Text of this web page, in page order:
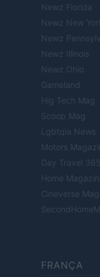
Newz Florida
Newz New
Newz
Newz Illinois
Newz Ohio
Gameland
Hig Tech Mag
Scoop Mag
Lgbtqia News
Motors
Day Travel 365
Home
Cineverse
FRANÇA